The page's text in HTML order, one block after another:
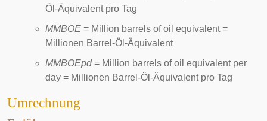
Öl-Äquivalent pro Tag
MMBOE = Million barrels of oil equivalent =
Millionen Barrel-Öl-Äquivalent
MMBOEpd= Million barrels of oil equivalent per
day = Millionen Barrel-Öl-Äquivalent pro Tag
Umrechnung